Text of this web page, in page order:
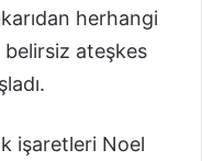
herhangi
ateşkes
işaretleri Noel